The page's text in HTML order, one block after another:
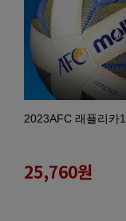
2023AFC 래플리카
25,760원